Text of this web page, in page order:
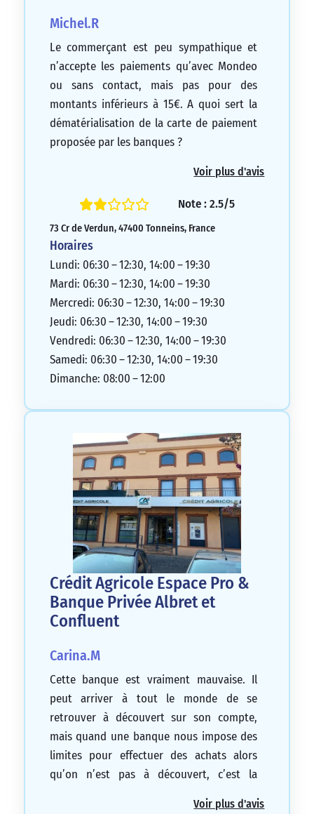
Michel.R
Le commerçant est peu sympathique et
n’accepte les paiements qu’avec Mondeo
ou sans contact, mais pas pour des
montants inférieurs à 15€. A quoi sert la
dématérialisation de la carte de paiement
proposée par les banques ?
Voir plus d'avis
Note : 2.5/5
73 Cr de Verdun, 47400 Tonneins, France
Horaires
Lundi: 06:30 – 12:30, 14:00 – 19:30
Mardi: 06:30 – 12:30, 14:00 – 19:30
Mercredi: 06:30 – 12:30, 14:00 – 19:30
Jeudi: 06:30 – 12:30, 14:00 – 19:30
Vendredi: 06:30 – 12:30, 14:00 – 19:30
Samedi: 06:30 – 12:30, 14:00 – 19:30
Dimanche: 08:00 – 12:00
Crédit Agricole Espace Pro &
Banque Privée Albret et
Confluent
Carina.M
Cette banque est vraiment mauvaise. Il
peut arriver à tout le monde de se
retrouver à découvert sur son compte,
mais quand une banque nous impose des
limites pour effectuer des achats alors
qu’on n’est pas à découvert, c’est la
Voir plus d'avis